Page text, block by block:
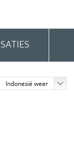
Indonesië weer